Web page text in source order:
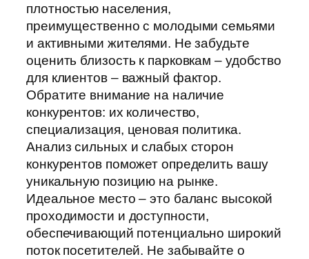
плотностью населения,
преимущественно с молодыми семьями
и активными жителями. Не забудьте
оценить близость к парковкам – удобство
для клиентов – важный фактор.
Обратите внимание на наличие
конкурентов: их количество,
специализация, ценовая политика.
Анализ сильных и слабых сторон
конкурентов поможет определить вашу
уникальную позицию на рынке.
Идеальное место – это баланс высокой
проходимости и доступности,
обеспечивающий потенциально широкий
поток посетителей. Не забывайте о